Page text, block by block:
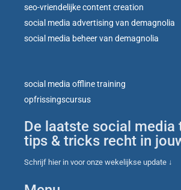
seo-vriendelijke content creation
social media advertising van demagnolia
social media beheer van demagnolia
social media offline training
opfrissingscursus
De laatste social media
tips & tricks recht in
Schrijf hier in voor onze wekelijkse update ↓